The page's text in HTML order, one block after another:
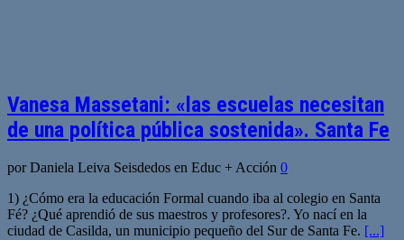
Vanesa Massetani: «las escuelas necesitan
de una política pública sostenida». Santa Fe
por Daniela Leiva Seisdedos en Educ + Acción 0
1) ¿Cómo era la educación Formal cuando iba al colegio en Santa
Fé? ¿Qué aprendió de sus maestros y profesores?. Yo nací en la
ciudad de Casilda, un municipio pequeño del Sur de Santa Fe. [...]